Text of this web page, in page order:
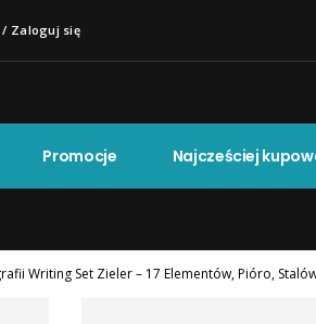
Zaloguj się
Promocje Najcześciej
Writing Set Zieler – 17 Elementów, Pióro,